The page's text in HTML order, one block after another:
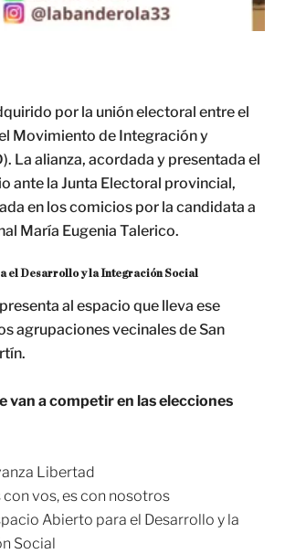
por la unión electoral entre el
Movimiento de Integración y
La alianza, acordada y presentada el
ante la Junta Electoral provincial,
en los comicios por la candidata a
María Eugenia Talerico.
el Desarrollo y la Integración Social
al espacio que lleva ese
agrupaciones vecinales de San
van a competir en las elecciones
Libertad
con vos, es con nosotros
Abierto para el Desarrollo y la
Social